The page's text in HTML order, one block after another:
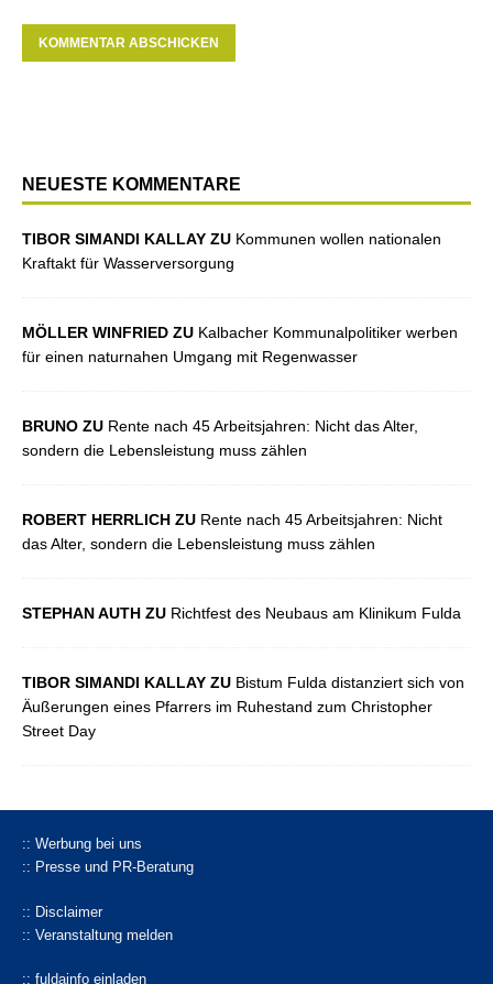
NEUESTE KOMMENTARE
TIBOR SIMANDI KALLAY ZU Kommunen wollen nationalen
Kraftakt für Wasserversorgung
MÖLLER WINFRIED ZU Kalbacher Kommunalpolitiker werben
für einen naturnahen Umgang mit Regenwasser
BRUNO ZU Rente nach 45 Arbeitsjahren: Nicht das Alter,
sondern die Lebensleistung muss zählen
ROBERT HERRLICH ZU Rente nach 45 Arbeitsjahren: Nicht
das Alter, sondern die Lebensleistung muss zählen
STEPHAN AUTH ZU Richtfest des Neubaus am Klinikum Fulda
TIBOR SIMANDI KALLAY ZU Bistum Fulda distanziert sich von
Äußerungen eines Pfarrers im Ruhestand zum Christopher
Street Day
:: Werbung bei uns
:: Presse und PR-Beratung
:: Disclaimer
:: Veranstaltung melden
:: fuldainfo einladen